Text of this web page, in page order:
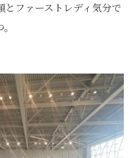
ファーストレディ気分で